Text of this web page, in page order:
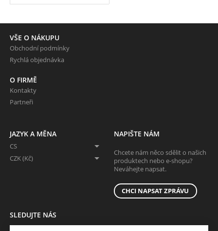
VŠE O NÁKUPU
Obchodní podmínky
Rychlá objednávka
O FIRMĚ
Kontakty
Partneři
JAZYK A MĚNA
CS
CZK (Kč)
NAPIŠTE NÁM
Chcete nám něco sdělit o našich
produktech nebo e-shopu?
Neváhejte napsat.
CHCI NAPSAT ZPRÁVU
SLEDUJTE NÁS